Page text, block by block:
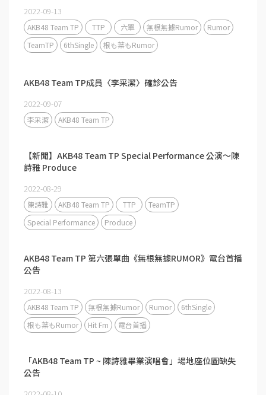
2022-09-13
AKB48 Team TP TTP 六單 無根無據Rumor
Rumor
TeamTP
6thSingle 根も葉もRumor
AKB48 Team TP成員〈李采潔〉確診公告
2022-09-07
李采潔 AKB48 Team TP
【新聞】AKB48 Team TP ⁣Special Performance 公演～陳
詩雅 Produce
2022-08-29
陳詩雅 AKB48 Team TP TTP
TeamTP
Special Performance
Produce
AKB48 Team TP 第六張單曲《無根無據RUMOR》電台首播
公告
2022-08-13
AKB48 Team TP 無根無據Rumor Rumor
6thSingle
根も葉もRumor
Hit Fm 電台首播
「AKB48 Team TP ~ 陳詩雅畢業演唱會」場地座位圖缺失
公告